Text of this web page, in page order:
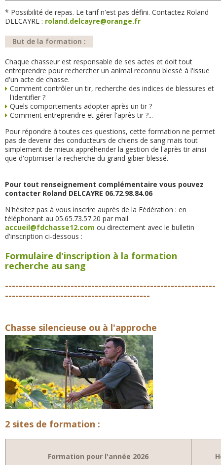
* Possibilité de repas. Le tarif n'est pas défini. Contactez Roland
DELCAYRE : roland.delcayre@orange.fr
But de la formation :
Chaque chasseur est responsable de ses actes et doit tout
entreprendre pour rechercher un animal reconnu blessé à l'issue
d'un acte de chasse.
Comment contrôler un tir, recherche des indices de blessures et
l'identifier ?
Quels comportements adopter après un tir ?
Comment entreprendre et gérer l'après tir ?...
Pour répondre à toutes ces questions, cette formation ne permet
pas de devenir des conducteurs de chiens de sang mais tout
simplement de mieux appréhender la gestion de l'après tir ainsi
que d'optimiser la recherche du grand gibier blessé.
Pour tout renseignement complémentaire vous pouvez
contacter Roland DELCAYRE 06.72.98.84.06
N'hésitez pas à vous inscrire auprès de la Fédération : en
téléphonant au 05.65.73.57.20 par mail
accueil@fdchasse12.com ou directement avec le bulletin
d'inscription ci-dessous :
Formulaire d'inscription à la formation
recherche au sang
-------------------------------------------------------------
------------------------------------------
Chasse silencieuse ou à l'approche
2 sites de formation :
Formation pour l'année 2026